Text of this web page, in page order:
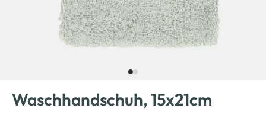
Waschhandschuh, 15x21cm